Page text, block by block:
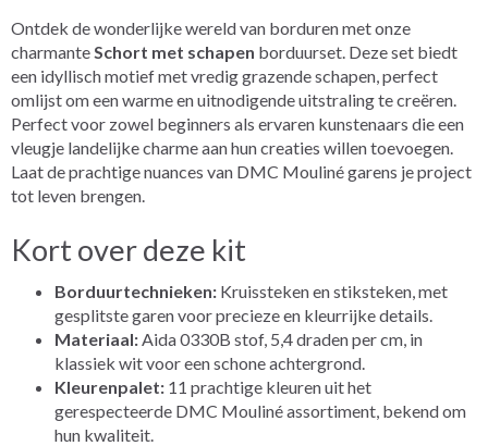
Ontdek de wonderlijke wereld van borduren met onze
charmante Schort met schapen borduurset. Deze set biedt
een idyllisch motief met vredig grazende schapen, perfect
omlijst om een warme en uitnodigende uitstraling te creëren.
Perfect voor zowel beginners als ervaren kunstenaars die een
vleugje landelijke charme aan hun creaties willen toevoegen.
Laat de prachtige nuances van DMC Mouliné garens je project
tot leven brengen.
Kort over deze kit
Borduurtechnieken: Kruissteken en stiksteken, met
gesplitste garen voor precieze en kleurrijke details.
Materiaal: Aida 0330B stof, 5,4 draden per cm, in
klassiek wit voor een schone achtergrond.
Kleurenpalet: 11 prachtige kleuren uit het
gerespecteerde DMC Mouliné assortiment, bekend om
hun kwaliteit.